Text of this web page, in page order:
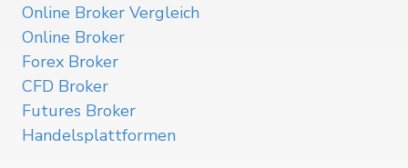
Online Broker Vergleich
Online Broker
Forex Broker
CFD Broker
Futures Broker
Handelsplattformen